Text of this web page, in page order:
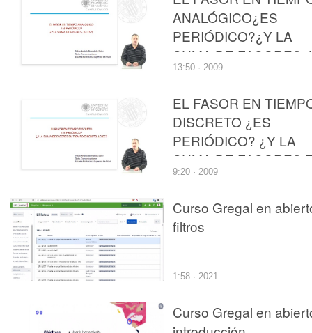
ANALÓGICO¿ES
PERIÓDICO?¿Y LA
SUMA DE FASORES,
ES?
13:50 · 2009
EL FASOR EN
DISCRETO ¿ES
PERIÓDICO? ¿Y LA
SUMA DE FASORES
TIEMPO DISCRETO,
9:20 · 2009
Curso Gregal en
filtros
1:58 · 2021
Curso Gregal en